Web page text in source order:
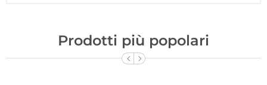
Prodotti più popolari